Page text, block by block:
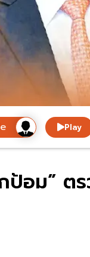
Play
ป้อม” ต